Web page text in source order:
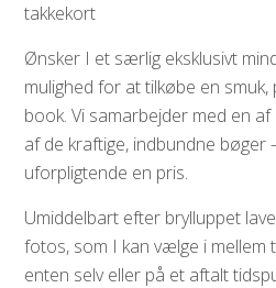
takkekort
Ønsker I et særlig eksklusivt
mulighed for at tilkøbe en
book. Vi samarbejder med en
af de kraftige, indbundne bøger
uforpligtende en pris.
Umiddelbart efter brylluppet
fotos, som I kan vælge i mellem
enten selv eller på et aftalt